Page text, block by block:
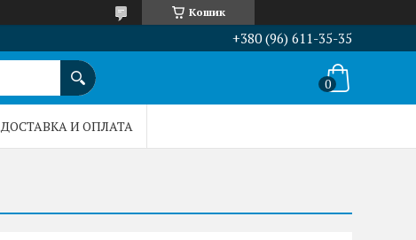
Кошик
+380 (96) 611-35-35
ДОСТАВКА И ОПЛАТА